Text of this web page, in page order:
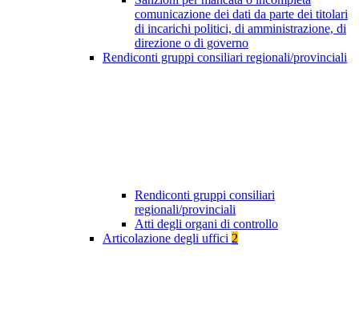
comunicazione dei dati da parte dei titolari
di incarichi politici, di amministrazione, di
direzione o di governo
Rendiconti gruppi consiliari regionali/provinciali
Rendiconti gruppi consiliari
regionali/provinciali
Atti degli organi di controllo
Articolazione degli uffici 2